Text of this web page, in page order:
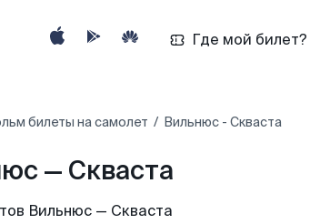
Где мой билет?
билеты на самолет Вильнюс - Скваста
— Скваста
Вильнюс — Скваста